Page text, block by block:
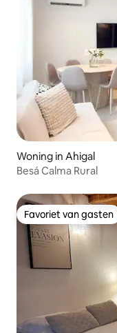
Woning in Ahigal
Besá Calma Rural
Favoriet van gasten
Favoriet van gasten